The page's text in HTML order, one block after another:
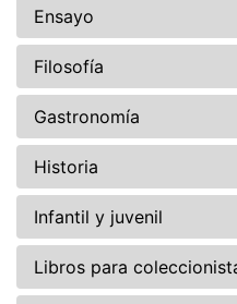
Ensayo
Filosofía
Gastronomía
Historia
Infantil y juvenil
Libros para